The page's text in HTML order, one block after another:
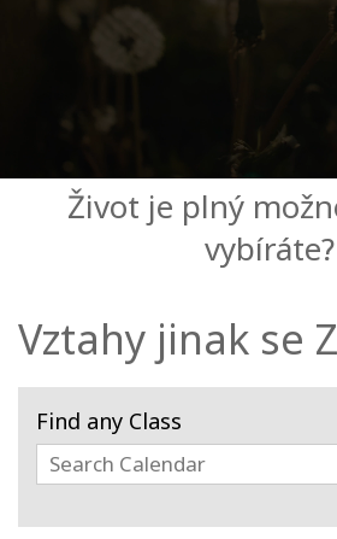
Account
Access
Bars
Kurzy
Facilitators
Shop
Život je plný
vybíráte?
Vztahy jinak se
Find any Class